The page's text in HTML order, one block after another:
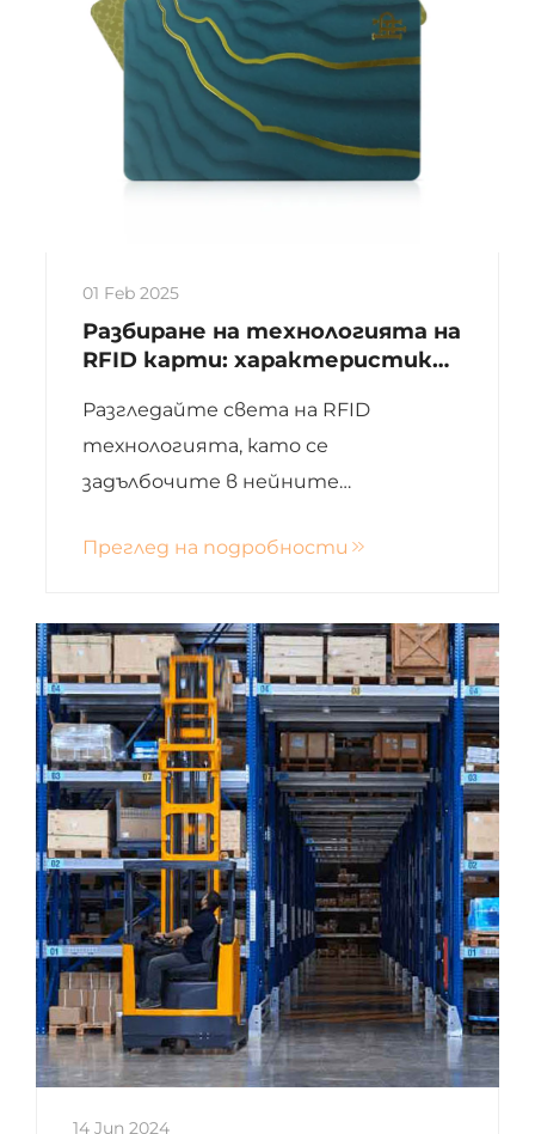
01 Feb 2025
Разбиране на технологията на
RFID карти: характеристики
Разгледайте света на RFID
технологията, като се
задълбочите в нейните
приложения в различни индустрии.
безконтактните операции,
сигурността на данните и
повишаването на
ефективността.
Преглед на подробности
14 Jun 2024